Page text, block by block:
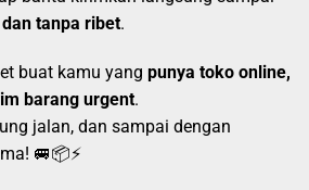
tanpa ribet.
buat kamu yang punya toko online,
barang urgent.
jalan, dan sampai dengan
🚐📦⚡